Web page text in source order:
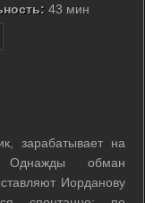
43 мин
зарабатывает на
Однажды обман
Иорданову